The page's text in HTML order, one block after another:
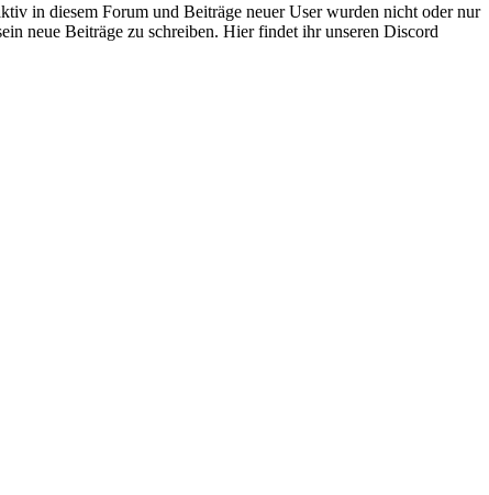
in diesem Forum und Beiträge neuer User wurden nicht oder nur
neue Beiträge zu schreiben. Hier findet ihr unseren Discord